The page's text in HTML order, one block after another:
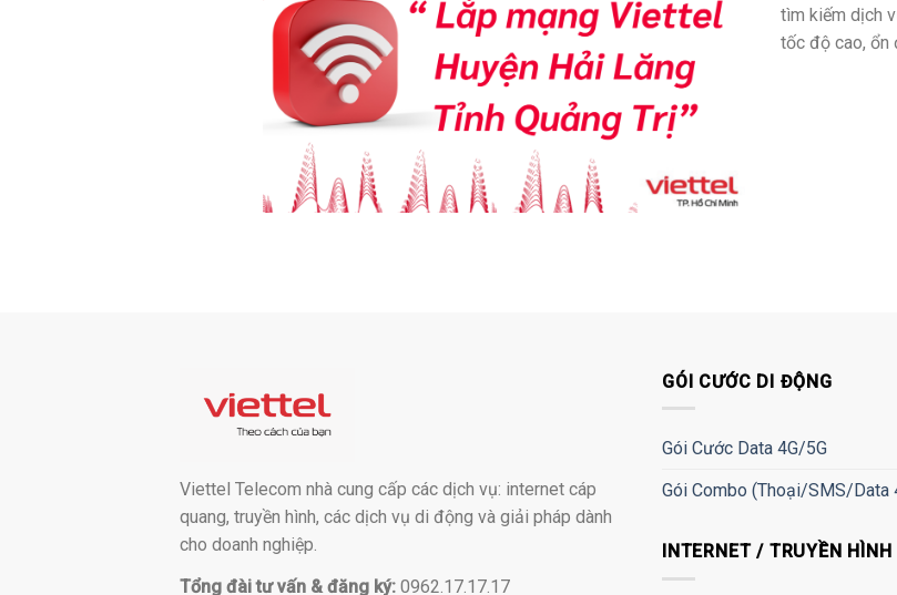
tìm kiếm dịch
tốc độ cao, ổn
Viettel Telecom nhà cung cấp các dịch vụ: internet cáp
quang, truyền hình, các dịch vụ di động và giải pháp dành
cho doanh nghiệp.
Tổng đài tư vấn & đăng ký: 0962.17.17.17
GÓI CƯỚC DI ĐỘNG
Gói Cước Data 4G/5G
Gói Combo (Thoại/SMS/Data
INTERNET / TRUYỀN HÌNH